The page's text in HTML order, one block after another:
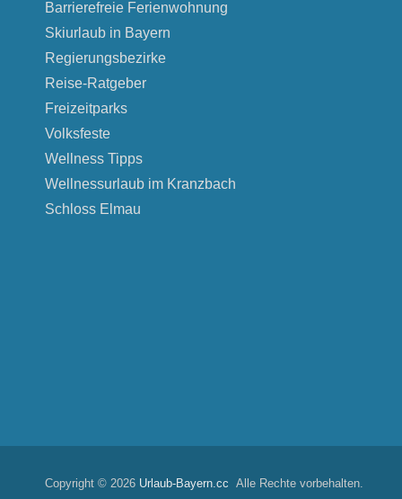
Barrierefreie Ferienwohnung
Skiurlaub in Bayern
Regierungsbezirke
Reise-Ratgeber
Freizeitparks
Volksfeste
Wellness Tipps
Wellnessurlaub im Kranzbach
Schloss Elmau
Copyright © 2026 Urlaub-Bayern.cc Alle Rechte vorbehalten.